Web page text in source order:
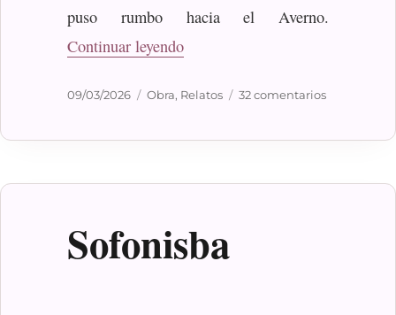
puso rumbo hacia el Averno.
Continuar leyendo«Epifanía»
Publicado
09/03/2026 Categorías
Obra, Relatos 32 comentariosen
Sofonisba